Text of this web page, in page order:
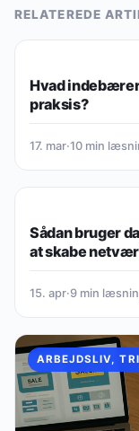
RELATEREDE
Hvad
praksis?
17. mar·10 min
Sådan bruger
at skabe
15. apr·9 min